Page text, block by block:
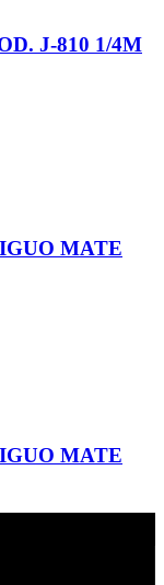
J-810 1/4M
MATE
MATE